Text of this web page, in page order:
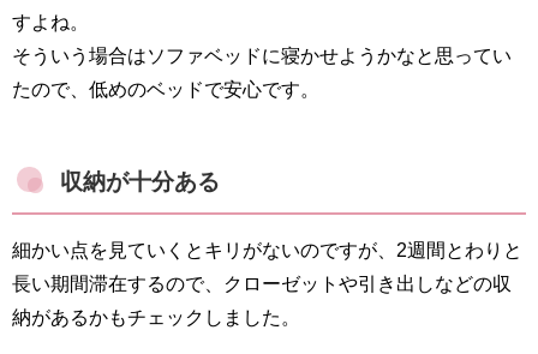
すよね。
そういう場合はソファベッドに寝かせようかなと思ってい
たので、低めのベッドで安心です。
収納が十分ある
細かい点を見ていくとキリがないのですが、2週間とわりと
長い期間滞在するので、クローゼットや引き出しなどの収
納があるかもチェックしました。